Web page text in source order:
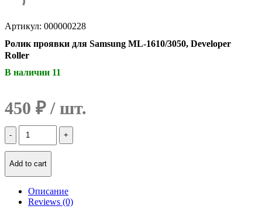
Артикул: 000000228
Ролик проявки для Samsung ML-1610/3050, Developer
Roller
В наличии 11
450 ₽
Количество
Ролик
проявки
для
1610/3050,
Developer
Add to cart
Описание
Reviews (0)